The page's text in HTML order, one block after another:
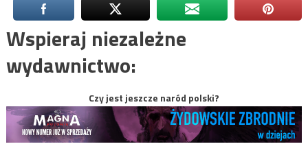
Wspieraj niezależne
wydawnictwo:
Czy jest jeszcze naród polski?